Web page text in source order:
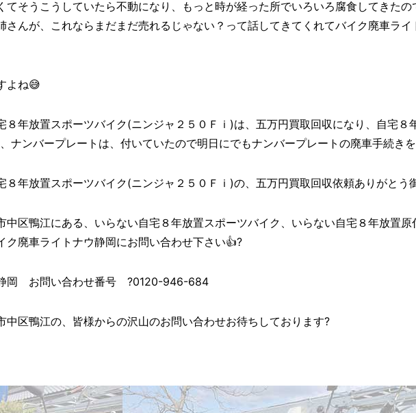
てそうこうしていたら不動になり、もっと時が経った所でいろいろ腐食してきた
さんが、これならまだまだ売れるじゃない？って話してきてくれてバイク廃車ラ
よね😅
８年放置スポーツバイク(ニンジャ２５０Ｆｉ)は、五万円買取回収になり、自宅８
ナンバープレートは、付いていたので明日にでもナンバープレートの廃車手続き
８年放置スポーツバイク(ニンジャ２５０Ｆｉ)の、五万円買取回収依頼ありがと
中区鴨江にある、いらない自宅８年放置スポーツバイク、いらない自宅８年放置
ク廃車ライトナウ静岡にお問い合わせ下さい👍?
岡 お問い合わせ番号 ?0120-946-684
中区鴨江の、皆様からの沢山のお問い合わせお待ちしております?